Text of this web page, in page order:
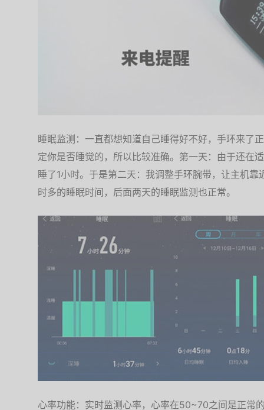
睡眠监测：一直都想知道自己睡得好不好，手环来了
定你是否睡觉的，所以比较准确。第一天：由于还在
睡了1小时。于是第二天：我调整手环腕带，让主机
时多的睡眠时间，后面两天的睡眠监测也正常。
心率功能：实时监测心率，心率在50~70之间是正常